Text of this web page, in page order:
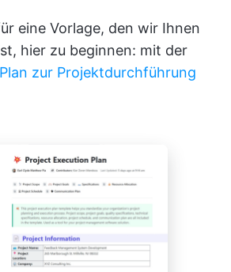
eine Vorlage, den wir Ihnen
hier zu beginnen: mit der
zur Projektdurchführung